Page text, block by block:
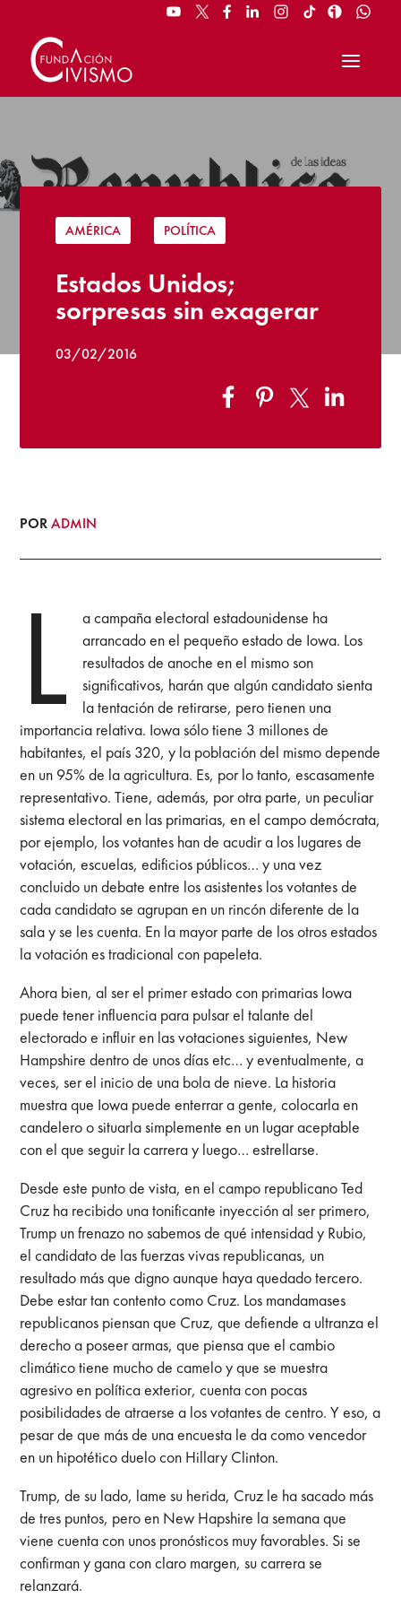
AMÉRICA POLÍTICA
Estados Unidos;
sorpresas sin exagerar
03/02/2016
PORADMIN
L
a campaña electoral estadounidense ha
arrancado en el pequeño estado de Iowa. Los
resultados de anoche en el mismo son
significativos, harán que algún candidato sienta
la tentación de retirarse, pero tienen una
importancia relativa. Iowa sólo tiene 3 millones de
habitantes, el país 320, y la población del mismo depende
en un 95% de la agricultura. Es, por lo tanto, escasamente
representativo. Tiene, además, por otra parte, un peculiar
sistema electoral en las primarias, en el campo demócrata,
por ejemplo, los votantes han de acudir a los lugares de
votación, escuelas, edificios públicos… y una vez
concluido un debate entre los asistentes los votantes de
cada candidato se agrupan en un rincón diferente de la
sala y se les cuenta. En la mayor parte de los otros estados
la votación es tradicional con papeleta.
Ahora bien, al ser el primer estado con primarias Iowa
puede tener influencia para pulsar el talante del
electorado e influir en las votaciones siguientes, New
Hampshire dentro de unos días etc… y eventualmente, a
veces, ser el inicio de una bola de nieve. La historia
muestra que Iowa puede enterrar a gente, colocarla en
candelero o situarla simplemente en un lugar aceptable
con el que seguir la carrera y luego… estrellarse.
Desde este punto de vista, en el campo republicano Ted
Cruz ha recibido una tonificante inyección al ser primero,
Trump un frenazo no sabemos de qué intensidad y Rubio,
el candidato de las fuerzas vivas republicanas, un
resultado más que digno aunque haya quedado tercero.
Debe estar tan contento como Cruz. Los mandamases
republicanos piensan que Cruz, que defiende a ultranza el
derecho a poseer armas, que piensa que el cambio
climático tiene mucho de camelo y que se muestra
agresivo en política exterior, cuenta con pocas
posibilidades de atraerse a los votantes de centro. Y eso, a
pesar de que más de una encuesta le da como vencedor
en un hipotético duelo con Hillary Clinton.
Trump, de su lado, lame su herida, Cruz le ha sacado más
de tres puntos, pero en New Hapshire la semana que
viene cuenta con unos pronósticos muy favorables. Si se
confirman y gana con claro margen, su carrera se
relanzará.